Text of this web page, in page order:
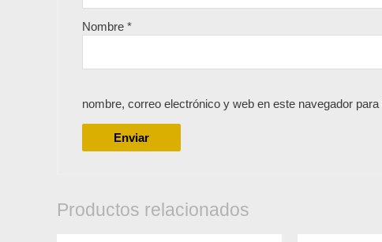
Nombre *
nombre, correo electrónico y web en este navegador
Productos relacionados